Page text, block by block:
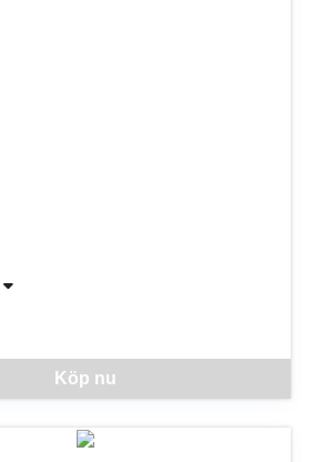
att beställa via webben just nu, vänligen
Köp nu